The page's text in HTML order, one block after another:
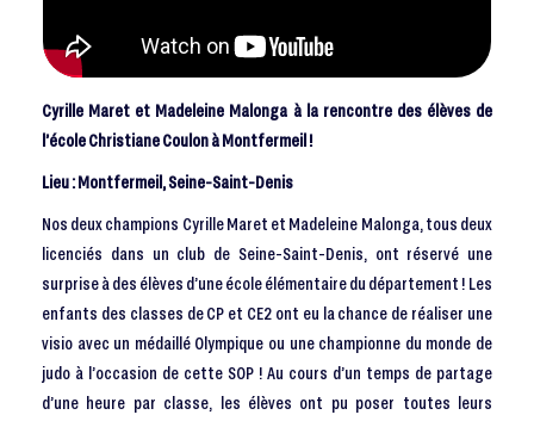
Cyrille Maret et Madeleine Malonga à la rencontre des élèves de
l’école Christiane Coulon à Montfermeil !
Lieu : Montfermeil, Seine-Saint-Denis
Nos deux champions Cyrille Maret et Madeleine Malonga, tous deux
licenciés dans un club de Seine-Saint-Denis, ont réservé une
surprise à des élèves d’une école élémentaire du département ! Les
enfants des classes de CP et CE2 ont eu la chance de réaliser une
visio avec un médaillé Olympique ou une championne du monde de
judo à l’occasion de cette SOP ! Au cours d’un temps de partage
d’une heure par classe, les élèves ont pu poser toutes leurs